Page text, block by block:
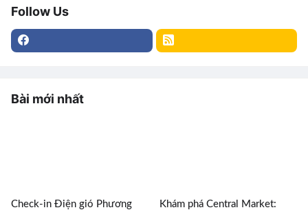
Follow Us
Bài mới nhất
Check-in Điện gió Phương
Khám phá Central Market: